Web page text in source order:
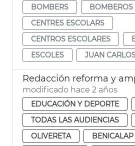
BOMBERS
BOMBEROS
CENTRES ESCOLARS
CENTROS ESCOLARES
ESCOLES
JUAN
modificado hace 2 años
EDUCACIÓN Y DEPORTE
TODAS LAS AUDIENCIAS
OLIVERETA
BENICALAP